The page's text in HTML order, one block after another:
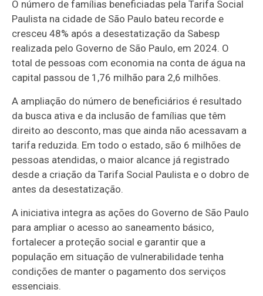
O número de famílias beneficiadas pela Tarifa Social
Paulista na cidade de São Paulo bateu recorde e
cresceu 48% após a desestatização da Sabesp
realizada pelo Governo de São Paulo, em 2024. O
total de pessoas com economia na conta de água na
capital passou de 1,76 milhão para 2,6 milhões.
A ampliação do número de beneficiários é resultado
da busca ativa e da inclusão de famílias que têm
direito ao desconto, mas que ainda não acessavam a
tarifa reduzida. Em todo o estado, são 6 milhões de
pessoas atendidas, o maior alcance já registrado
desde a criação da Tarifa Social Paulista e o dobro de
antes da desestatização.
A iniciativa integra as ações do Governo de São Paulo
para ampliar o acesso ao saneamento básico,
fortalecer a proteção social e garantir que a
população em situação de vulnerabilidade tenha
condições de manter o pagamento dos serviços
essenciais.